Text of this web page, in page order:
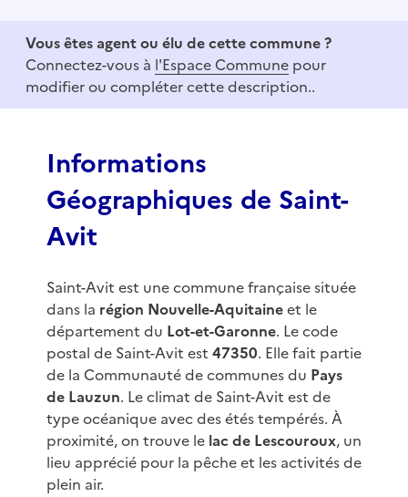
f
Vous êtes agent ou élu de cette commune ?
Connectez-vous à l'Espace Commune pour
modifier ou compléter cette description..
Informations
Géographiques de Saint-
Avit
Saint-Avit est une commune française située
dans la région Nouvelle-Aquitaineet le
département du Lot-et-Garonne. Le code
postal de Saint-Avit est 47350. Elle fait partie
de la Communauté de communes du Pays
de Lauzun. Le climat de Saint-Avit est de
type océanique avec des étés tempérés. À
proximité, on trouve le lac de Lescouroux, un
lieu apprécié pour la pêche et les activités de
plein air.